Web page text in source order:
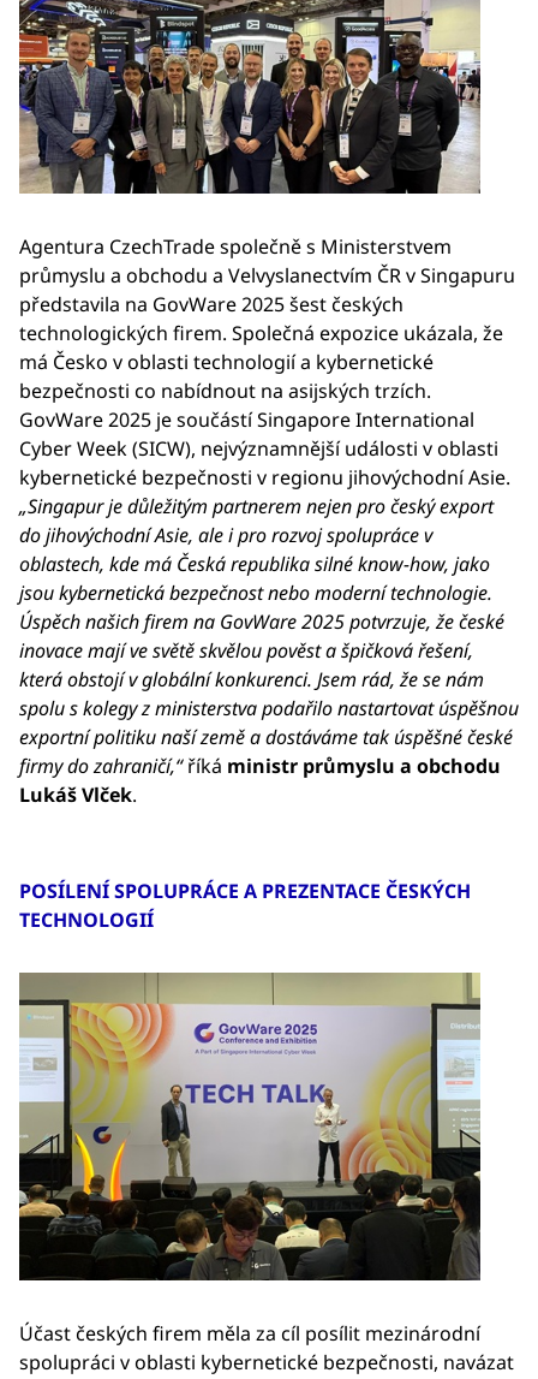
Agentura CzechTrade společně s Ministerstvem
průmyslu a obchodu a Velvyslanectvím ČR v Singapuru
představila na GovWare 2025 šest českých
technologických firem. Společná expozice ukázala, že
má Česko v oblasti technologií a kybernetické
bezpečnosti co nabídnout na asijských trzích.
GovWare 2025 je součástí Singapore International
Cyber Week (SICW), nejvýznamnější události v oblasti
kybernetické bezpečnosti v regionu jihovýchodní Asie.
„Singapur je důležitým partnerem nejen pro český export
do jihovýchodní Asie, ale i pro rozvoj spolupráce v
oblastech, kde má Česká republika silné know-how, jako
jsou kybernetická bezpečnost nebo moderní technologie.
Úspěch našich firem na GovWare 2025 potvrzuje, že české
inovace mají ve světě skvělou pověst a špičková řešení,
která obstojí v globální konkurenci. Jsem rád, že se nám
spolu s kolegy z ministerstva podařilo nastartovat úspěšnou
exportní politiku naší země a dostáváme tak úspěšné české
firmy do zahraničí,“říká ministr průmyslu a obchodu
Lukáš Vlček.
POSÍLENÍ SPOLUPRÁCE A PREZENTACE ČESKÝCH
TECHNOLOGIÍ
Účast českých firem měla za cíl posílit mezinárodní
spolupráci v oblasti kybernetické bezpečnosti, navázat